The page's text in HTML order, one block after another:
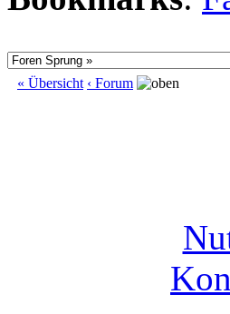
« Übersicht ‹ Forum